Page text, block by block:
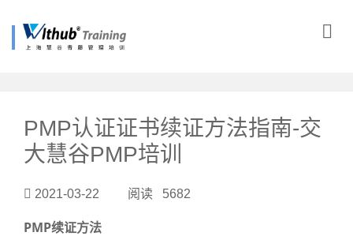
PMP认证证书续证方法指南-交
大慧谷PMP培训
2021-03-22 阅读 5682
PMP续证方法